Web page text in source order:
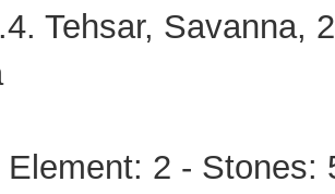
Tehsar, Savanna,
Element: 2 -